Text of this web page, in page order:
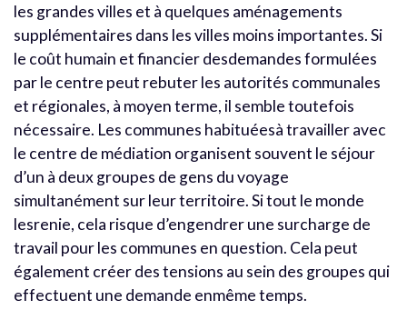
les grandes villes et à quelques aménagements
supplémentaires dans les villes moins importantes. Si
le coût humain et financier desdemandes formulées
par le centre peut rebuter les autorités communales
et régionales, à moyen terme, il semble toutefois
nécessaire. Les communes habituéesà travailler avec
le centre de médiation organisent souvent le séjour
d’un à deux groupes de gens du voyage
simultanément sur leur territoire. Si tout le monde
lesrenie, cela risque d’engendrer une surcharge de
travail pour les communes en question. Cela peut
également créer des tensions au sein des groupes qui
effectuent une demande enmême temps.